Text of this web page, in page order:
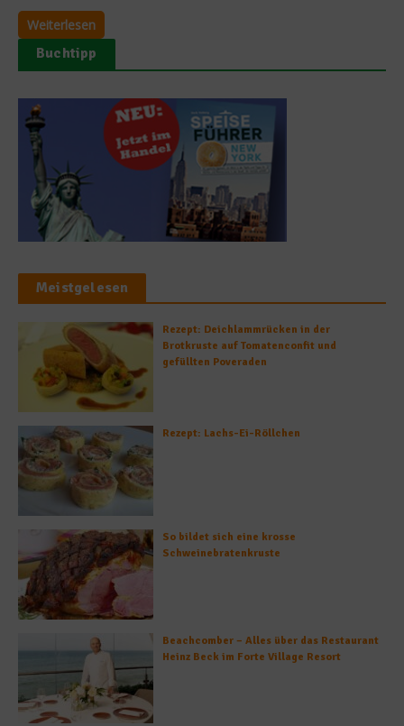
Weiterlesen
Buchtipp
Meistgelesen
Rezept: Deichlammrücken in der
Brotkruste auf Tomatenconfit und
gefüllten Poveraden
Rezept: Lachs-Ei-Röllchen
So bildet sich eine krosse
Schweinebratenkruste
Beachcomber – Alles über das Restaurant
Heinz Beck im Forte Village Resort